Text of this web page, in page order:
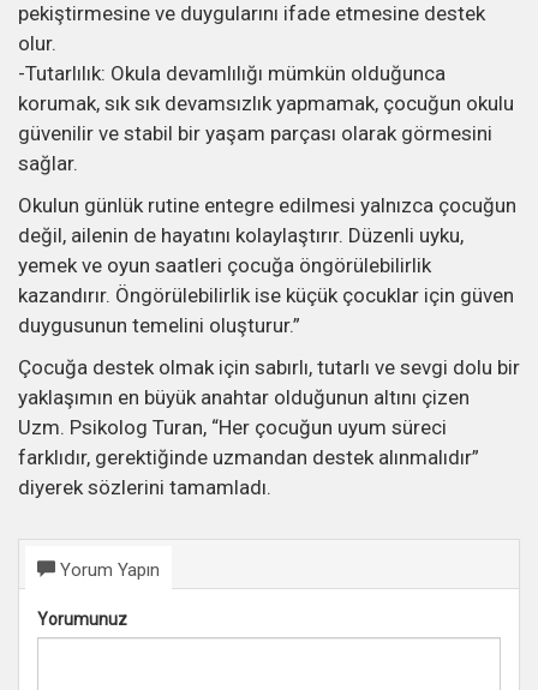
pekiştirmesine ve duygularını ifade etmesine destek
olur.
-Tutarlılık: Okula devamlılığı mümkün olduğunca
korumak, sık sık devamsızlık yapmamak, çocuğun okulu
güvenilir ve stabil bir yaşam parçası olarak görmesini
sağlar.
Okulun günlük rutine entegre edilmesi yalnızca çocuğun
değil, ailenin de hayatını kolaylaştırır. Düzenli uyku,
yemek ve oyun saatleri çocuğa öngörülebilirlik
kazandırır. Öngörülebilirlik ise küçük çocuklar için güven
duygusunun temelini oluşturur.”
Çocuğa destek olmak için sabırlı, tutarlı ve sevgi dolu bir
yaklaşımın en büyük anahtar olduğunun altını çizen
Uzm. Psikolog Turan, “Her çocuğun uyum süreci
farklıdır, gerektiğinde uzmandan destek alınmalıdır”
diyerek sözlerini tamamladı.
Yorum Yapın
Yorumunuz